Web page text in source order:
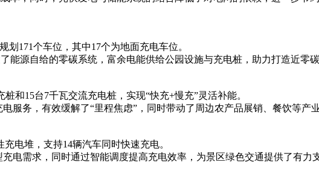
划171个车位，其中17个为地面充电车位。
能源自给的零碳系统，富余电能供给公园设施与充电桩，助力打造近零
和15台7千瓦交流充电桩，实现“快充+慢充”灵活补能。
服务，有效缓解了“里程焦虑”，同时带动了周边农产品展销、餐饮等产
电堆，支持14辆汽车同时快速充电。
电需求，同时通过智能调度提高充电效率，为景区绿色交通提供了有力